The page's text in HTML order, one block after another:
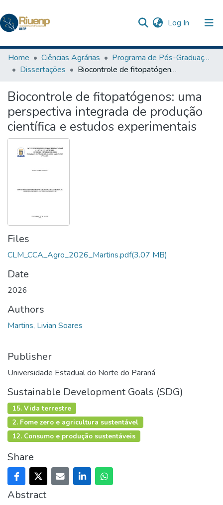
Log In (current)
Communities & Collections
Browse DSpace
Statistics
Home Ciências Agrárias
Programa de Pós-Graduação em Agronomia
Dissertações
Biocontrole de fitopatógenos: uma perspectiva integrada de produção científica e estudos experimentais
Biocontrole de fitopatógenos: uma
perspectiva integrada de produção
científica e estudos experimentais
Files
CLM_CCA_Agro_2026_Martins.pdf(3.07 MB)
Date
2026
Authors
Martins, Livian Soares
Publisher
Universidade Estadual do Norte do Paraná
Sustainable Development Goals (SDG)
15. Vida terrestre
2. Fome zero e agricultura sustentável
12. Consumo e produção sustentáveis
Share
Abstract